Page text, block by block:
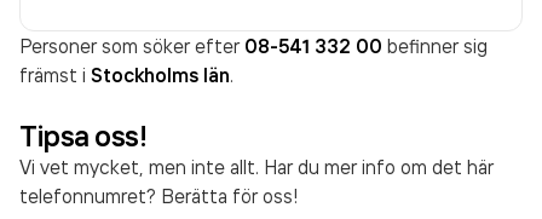
Personer som söker efter 08-541 332 00 befinner sig
främst i Stockholms län.
Tipsa oss!
Vi vet mycket, men inte allt. Har du mer info om det här
telefonnumret? Berätta för oss!